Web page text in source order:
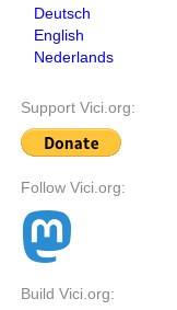
Deutsch
English
Nederlands
Support Vici.org:
Follow Vici.org:
Build Vici.org: